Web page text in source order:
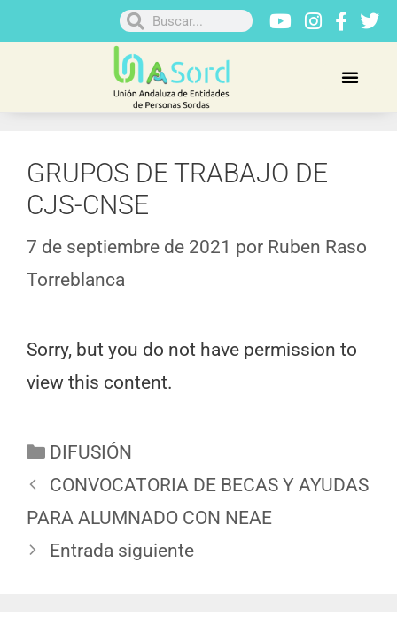
GRUPOS DE TRABAJO DE
CJS-CNSE
7 de septiembre de 2021 por Ruben Raso
Torreblanca
Sorry, but you do not have permission to
view this content.
DIFUSIÓN
CONVOCATORIA DE BECAS Y AYUDAS
PARA ALUMNADO CON NEAE
Entrada siguiente